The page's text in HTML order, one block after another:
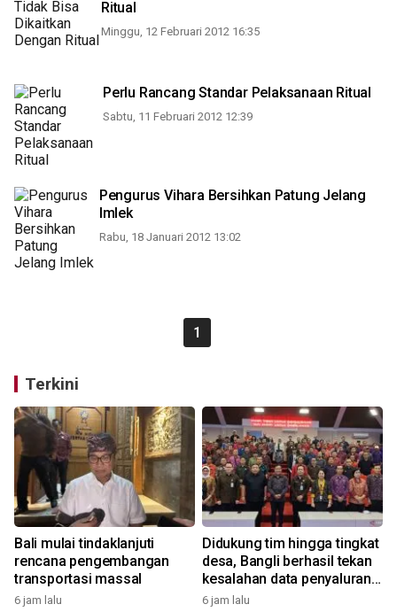
Ritual
Minggu, 12 Februari 2012 16:35
Perlu Rancang Standar Pelaksanaan Ritual
Sabtu, 11 Februari 2012 12:39
Pengurus Vihara Bersihkan Patung Jelang
Imlek
Rabu, 18 Januari 2012 13:02
1
Terkini
Bali mulai tindaklanjuti
rencana pengembangan
transportasi massal
6 jam lalu
Didukung tim hingga tingkat
desa, Bangli berhasil tekan
kesalahan data penyaluran
bansos
6 jam lalu